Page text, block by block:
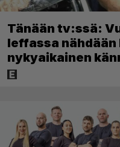
Tänään tv:ssä:
leffassa
nykyaikainen